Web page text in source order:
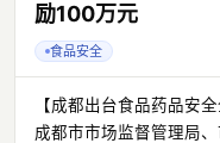
励100万元
食品安全
【成都出台食品药品安
成都市市场监督管理局